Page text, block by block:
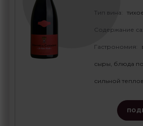
Тип вина:
Содержание
Гастрономия:
сыры, блюда
сильной